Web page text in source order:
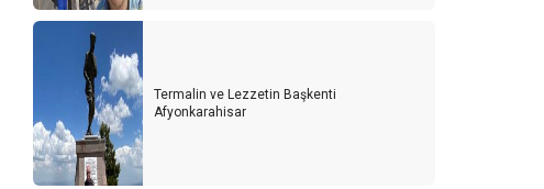
Termalin ve Lezzetin Başkenti
Afyonkarahisar